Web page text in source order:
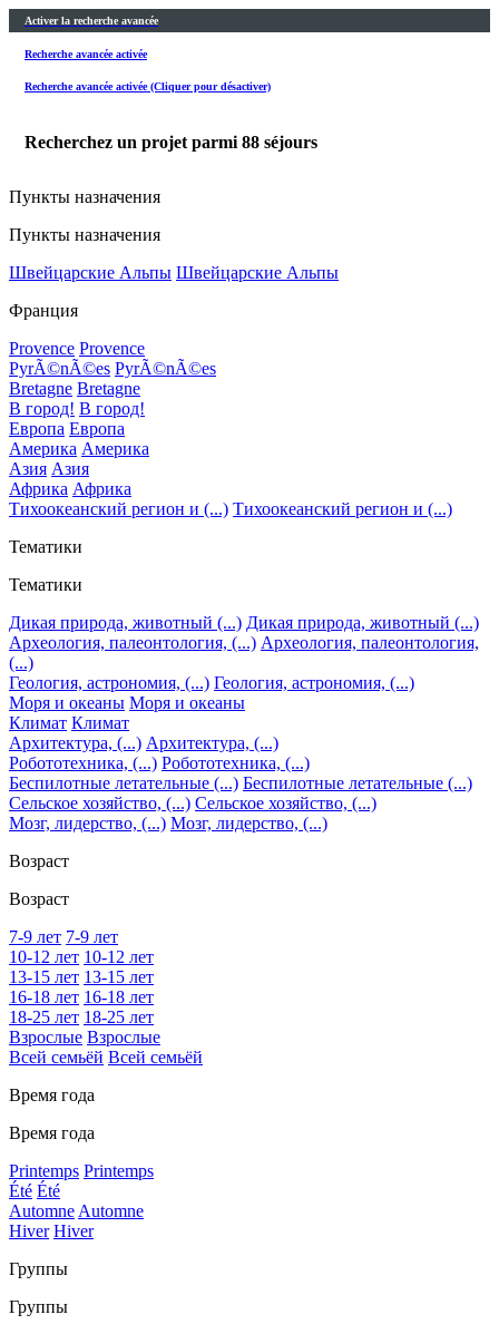
Activer la recherche avancée
Recherche avancée activée
Recherche avancée activée (Cliquer pour désactiver)
Recherchez un projet parmi 88 séjours
Пункты назначения
Пункты назначения
Швейцарские Альпы Швейцарские Альпы
Франция
Provence Provence
PyrÃ©nÃ©es PyrÃ©nÃ©es
Bretagne Bretagne
В город! В город!
Европа Европа
Америка Америка
Азия Азия
Африка Африка
Тихоокеанский регион и (...) Тихоокеанский регион и (...)
Тематики
Тематики
Дикая природа, животный (...) Дикая природа, животный (...)
Археология, палеонтология, (...) Археология, палеонтология,
(...)
Геология, астрономия, (...) Геология, астрономия, (...)
Моря и океаны Моря и океаны
Климат Климат
Архитектура, (...) Архитектура, (...)
Робототехника, (...) Робототехника, (...)
Беспилотные летательные (...) Беспилотные летательные (...)
Сельское хозяйство, (...) Сельское хозяйство, (...)
Мозг, лидерство, (...) Мозг, лидерство, (...)
Возраст
Возраст
7-9 лет 7-9 лет
10-12 лет 10-12 лет
13-15 лет 13-15 лет
16-18 лет 16-18 лет
18-25 лет 18-25 лет
Взрослые Взрослые
Всей семьёй Всей семьёй
Время года
Время года
Printemps Printemps
Été Été
AutomneAutomne
Hiver Hiver
Группы
Группы